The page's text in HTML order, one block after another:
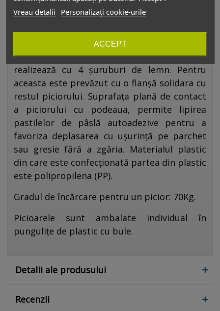
mobilier sau aplicație unde sunt necesare
picioare pentru corpuri statice
sunt construite din oțel, vopsite gri
reglabilepe înălțime circa 2
cm. Prinderea piciorului de baza corpului se
realizează cu 4 șuruburi de lemn. Pentru
aceasta este prevăzut cu o flanșă solidara cu
restul piciorului. Suprafața plană de contact
a piciorului cu podeaua, permite lipirea
pastilelor de pâslă autoadezive pentru a
favoriza deplasarea cu ușurință pe parchet
sau gresie fără a zgâria. Materialul plastic
din care este confecționată partea din plastic
este polipropilena (PP).
Gradul de încărcare pentru un picior: 70Kg.
Picioarele sunt ambalate individual în
pungulițe de plastic cu bule.
Detalii ale produsului
Recenzii
Vreau detalii
Personalizați cookie-urile
ACCEPT